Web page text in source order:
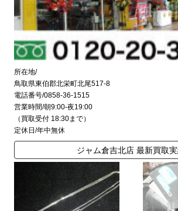
所在地/
鳥取県東伯郡北栄町北尾517-8
電話番号/0858-36-1515
営業時間/朝9:00-夜19:00
（買取受付 18:30まで）
定休日/年中無休
ジャム倉吉北店 最新買取